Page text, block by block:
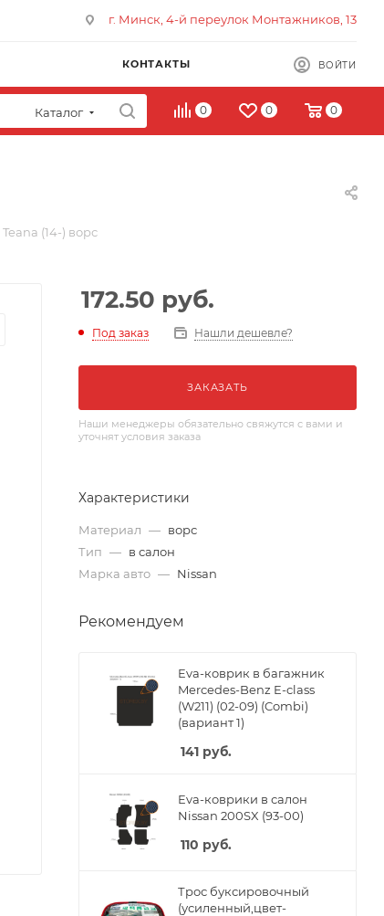
г. Минск, 4-й переулок Монтажников, 13
КОНТАКТЫ ВОЙТИ
Каталог 0 0 0
(14-) ворс
172.50 руб.
Под заказ Нашли дешевле?
ЗАКАЗАТЬ
Наши менеджеры обязательно свяжутся с вами и
уточнят условия заказа
Характеристики
Материал — ворс
Тип — в салон
Марка авто — Nissan
Рекомендуем
Eva-коврик в багажник
Mercedes-Benz E-class
(W211) (02-09) (Combi)
(вариант 1)
141 руб.
Eva-коврики в салон
Nissan 200SX (93-00)
110 руб.
Трос буксировочный
(усиленный,цвет-